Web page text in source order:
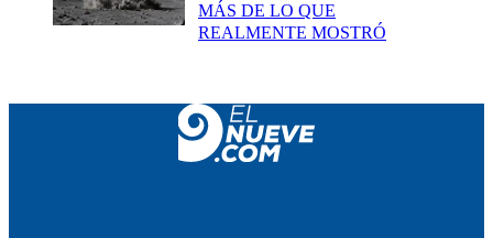
MÁS DE LO QUE
REALMENTE MOSTRÓ